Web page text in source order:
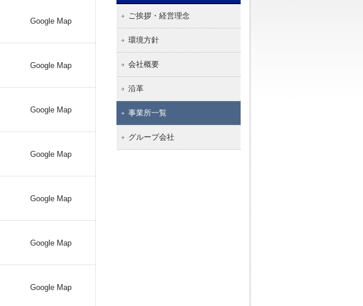
Google Map
Google Map
Google Map
Google Map
Google Map
Google Map
Google Map
ご挨拶・経営理念
環境方針
会社概要
沿革
事業所一覧
グループ会社